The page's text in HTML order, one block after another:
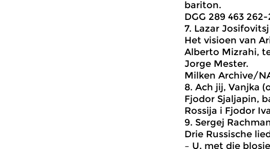
bariton.
DGG 289 463 262-
7. Lazar Josifovitsj
Het visioen van
Alberto Mizrahi,
Jorge Mester.
Milken Archive/
8. Ach jij, Vanjka
Fjodor Sjaljapin,
Rossija i Fjodor
9. Sergej
Drie Russische
– U, met die